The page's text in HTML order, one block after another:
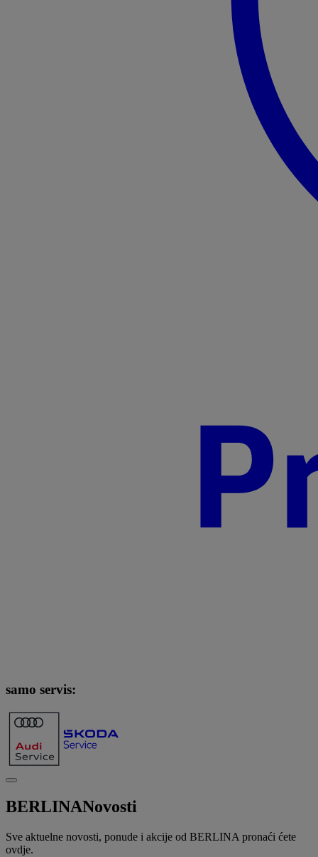
samo servis:
BERLINANovosti
Sve aktuelne novosti, ponude i akcije od BERLINA pronaći ćete
ovdje.